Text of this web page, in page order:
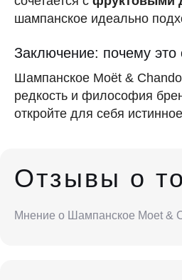
шампанское идеально
Заключение: почему это
Шампанское Moët &
редкость и философия
откройте для себя
Отзывы о
Мнение о Шампанское Moet &